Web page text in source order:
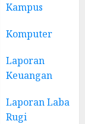
Kampus
Komputer
Laporan
Keuangan
Laporan Laba
Rugi